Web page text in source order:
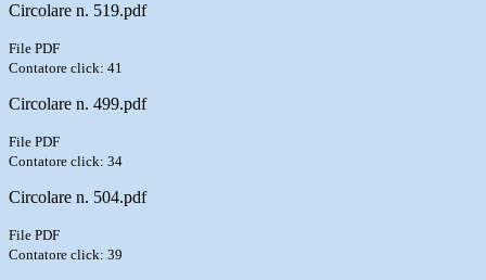
Circolare n. 519.pdf
File PDF
Contatore click: 41
Circolare n. 499.pdf
File PDF
Contatore click: 34
Circolare n. 504.pdf
File PDF
Contatore click: 39